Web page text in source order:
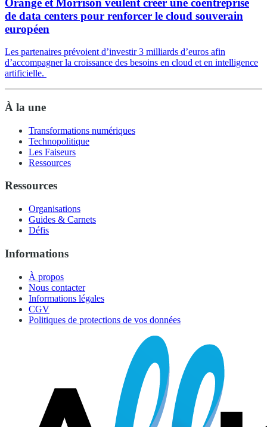
de data centers pour renforcer le cloud souverain
européen
Les partenaires prévoient d’investir 3 milliards d’euros afin
d’accompagner la croissance des besoins en cloud et en intelligence
artificielle.
À la une
Transformations numériques
Technopolitique
Les Faiseurs
Ressources
Ressources
Organisations
Guides & Carnets
Défis
Informations
À propos
Nous contacter
Informations légales
CGV
Politiques de protections de vos données